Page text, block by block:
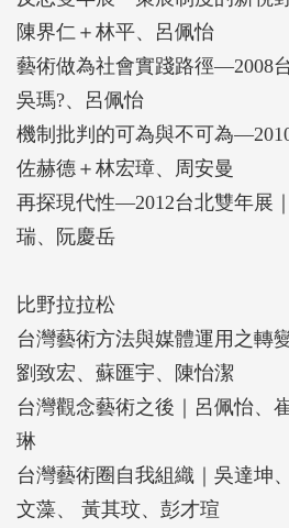
陳界仁＋林平、呂佩怡
藝術做為社會實踐路徑—2008
吳瑪?、呂佩怡
機制批判的可為與不可為
佐赫德＋林宏璋、周安曼
再探現代性—2012台北雙年展
瑞、阮慶岳
比野拉拉松
台灣藝術方法與媒體運用之轉
劉致宏、蘇匯宇、陳怡潔
台灣觀念藝術之後｜呂佩怡、
琳
台灣藝術圈自我組織｜吳達坤
文藻、 黃其玟、彭才瑄